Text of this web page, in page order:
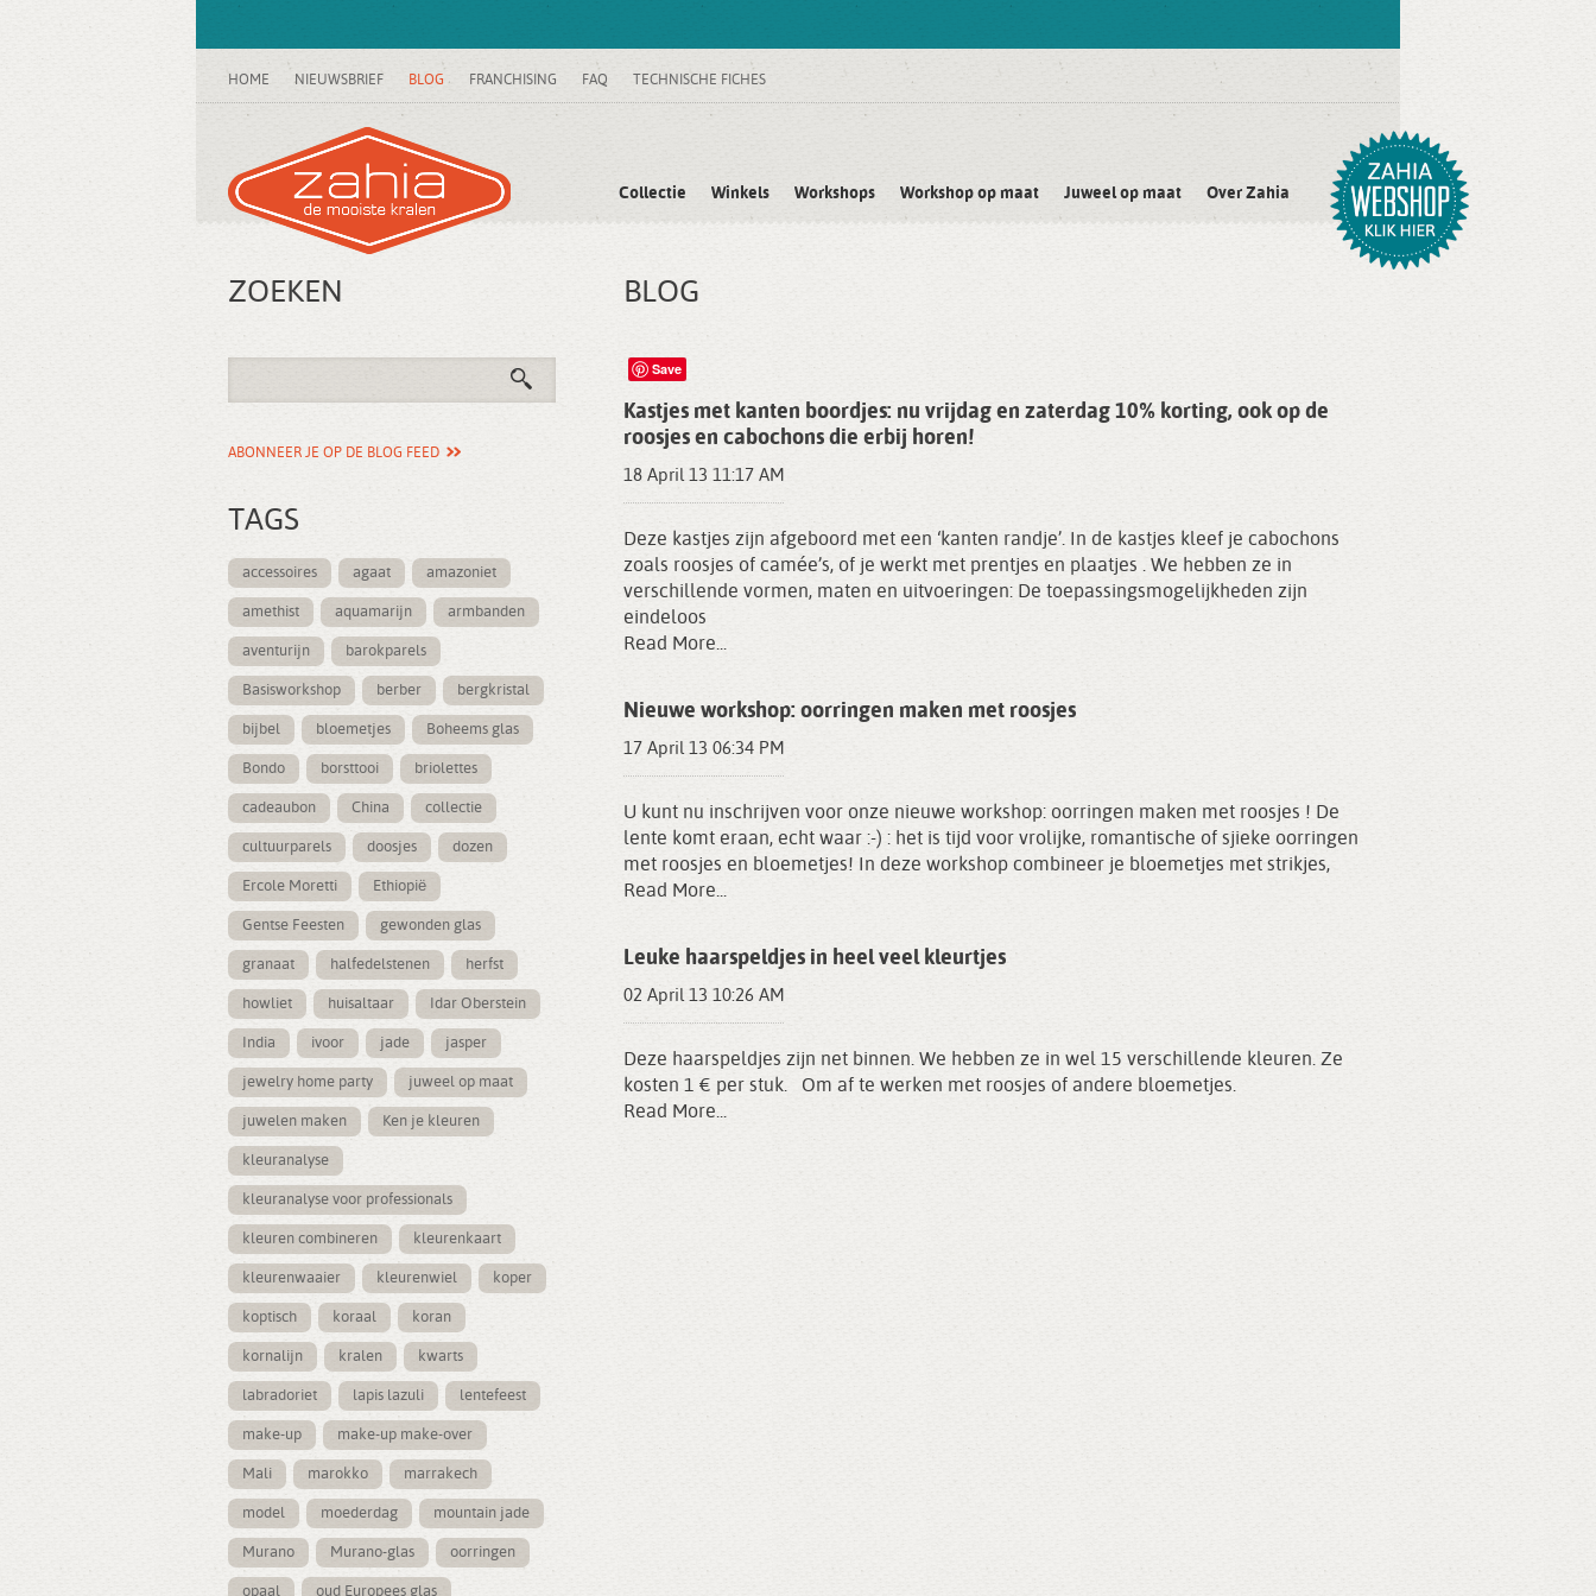
HOME NIEUWSBRIEF BLOG FRANCHISING FAQ TECHNISCHE FICHES
Collectie Winkels Workshops Workshop op maat Juweel op maat Over Zahia
BLOG
Save
Kastjes met kanten boordjes: nu vrijdag en zaterdag 10% korting, ook op de
roosjes en cabochons die erbij horen!
18 April 13 11:17 AM
Deze kastjes zijn afgeboord met een ‘kanten randje’. In de kastjes kleef je cabochons
zoals roosjes of camée’s, of je werkt met prentjes en plaatjes . We hebben ze in
verschillende vormen, maten en uitvoeringen: De toepassingsmogelijkheden zijn
eindeloos
Read More...
Nieuwe workshop: oorringen maken met roosjes
17 April 13 06:34 PM
U kunt nu inschrijven voor onze nieuwe workshop: oorringen maken met roosjes ! De
lente komt eraan, echt waar :-) : het is tijd voor vrolijke, romantische of sjieke oorringen
met roosjes en bloemetjes! In deze workshop combineer je bloemetjes met strikjes,
Read More...
Leuke haarspeldjes in heel veel kleurtjes
02 April 13 10:26 AM
Deze haarspeldjes zijn net binnen. We hebben ze in wel 15 verschillende kleuren. Ze
kosten 1 € per stuk. Om af te werken met roosjes of andere bloemetjes.
Read More...
ZOEKEN
ABONNEER JE OP DE BLOG FEED
TAGS
accessoires agaat amazoniet
amethist aquamarijn armbanden
aventurijn barokparels
Basisworkshop berber bergkristal
bijbel bloemetjes Boheems glas
Bondo borsttooi briolettes
cadeaubon China collectie
cultuurparels doosjes dozen
Ercole Moretti Ethiopië
Gentse Feesten gewonden glas
granaat halfedelstenen herfst
howliet huisaltaar Idar Oberstein
India ivoor jade jasper
jewelry home party juweel op maat
juwelen maken Ken je kleuren
kleuranalyse
kleuranalyse voor professionals
kleuren combineren kleurenkaart
kleurenwaaier kleurenwiel koper
koptisch koraal koran
kornalijn kralen kwarts
labradoriet lapis lazuli lentefeest
make-up make-up make-over
Mali marokko marrakech
model moederdag mountain jade
Murano Murano-glas oorringen
opaal oud Europees glas